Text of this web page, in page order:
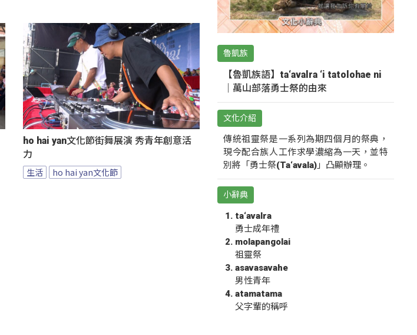
ho hai yan文化節街舞展演 秀青年創意活
力
生活 ho hai yan文化節
魯凱族
【魯凱族語】ta‘avalra ‘i tatolohae ni
｜萬山部落勇士祭的由來
文化介紹
傳統祖靈祭是一系列為期四個月的祭典，
現今配合族人工作求學濃縮為一天，並特
別將「勇士祭(Ta‘avala)」凸顯辦理。
小辭典
ta‘avalra
勇士成年禮
molapangolai
祖靈祭
asavasavahe
男性青年
atamatama
父字輩的稱呼